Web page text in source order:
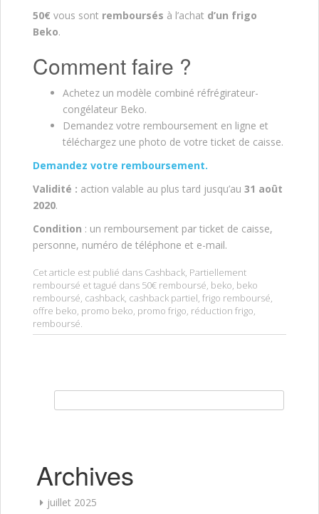
50€ vous sont remboursés à l’achat d’un frigo
Beko.
Comment faire ?
Achetez un modèle combiné réfrégirateur-
congélateur Beko.
Demandez votre remboursement en ligne et
téléchargez une photo de votre ticket de caisse.
Demandez votre remboursement.
Validité : action valable au plus tard jusqu’au 31 août
2020.
Condition : un remboursement par ticket de caisse,
personne, numéro de téléphone et e-mail.
Cet article est publié dans Cashback, Partiellement
remboursé et tagué dans 50€ remboursé, beko, beko
remboursé, cashback, cashback partiel, frigo remboursé,
offre beko, promo beko, promo frigo, réduction frigo,
remboursé.
Archives
juillet 2025